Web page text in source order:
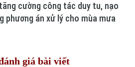
cường công tác duy tu, nạo
phương án xử lý cho mùa mưa
giá bài viết